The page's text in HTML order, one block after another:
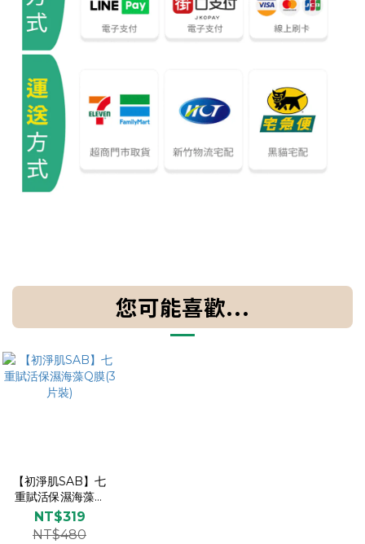
您可能喜歡...
【初淨肌SAB】七
重賦活保濕海藻Q
膜(3片裝)
NT$319
NT$480